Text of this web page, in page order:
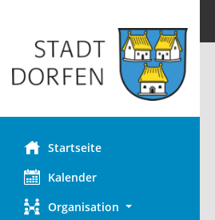
Startseite
Kalender
Organisation